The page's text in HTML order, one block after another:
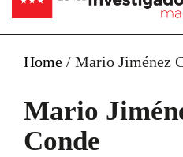
Home / Mario Jiménez
Mario
Conde